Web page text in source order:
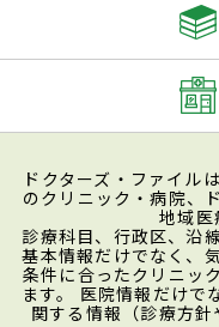
ドクターズ・ファイル
のクリニック・病院、
地域医
診療科目、行政区、沿
基本情報だけでなく、
条件に合ったクリニッ
ます。 医院情報だけで
関する情報（診療方針